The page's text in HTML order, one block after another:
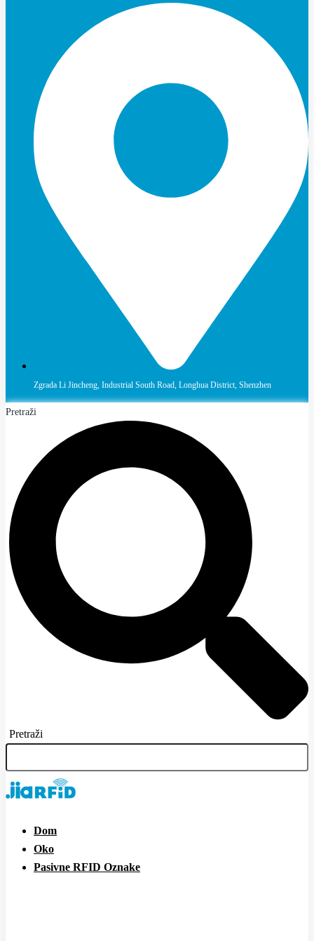
Zgrada Li Jincheng, Industrial South Road, Longhua District, Shenzhen
Pretraži
Pretraži
Dom
Oko
Pasivne RFID Oznake